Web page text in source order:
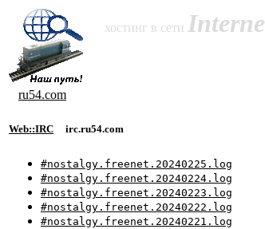
хостинг в сети
ru54.com
Web::IRC irc.ru54.com
#nostalgy.freenet.20240225.log
#nostalgy.freenet.20240224.log
#nostalgy.freenet.20240223.log
#nostalgy.freenet.20240222.log
#nostalgy.freenet.20240221.log